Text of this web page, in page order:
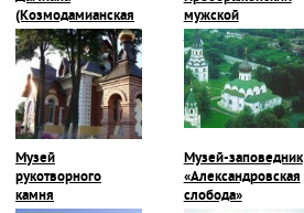
(Козмодамианская
церковь)
мужской
монастырь
Музей
рукотворного
камня
Музей-заповедник
«Александровская
слобода»